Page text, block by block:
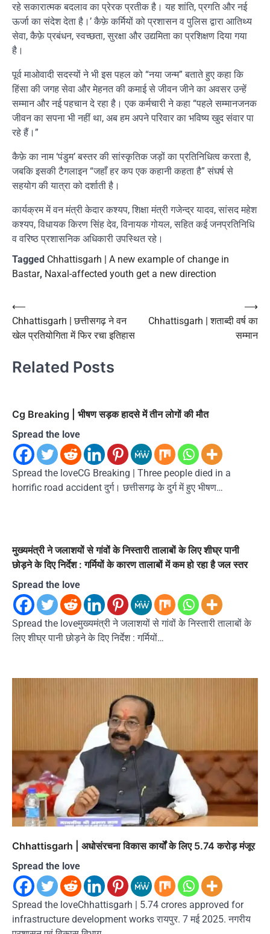
रहे सकारात्मक बदलाव का प्रेरक प्रतीक है। यह शांति, प्रगति और नई
ऊर्जा का संदेश देता है।’ कैफ़े कर्मियों को प्रशासन व पुलिस द्वारा आतिथ्य
सेवा, कैफ़े प्रबंधन, स्वच्छता, सुरक्षा और उद्यमिता का प्रशिक्षण दिया गया
है।
पूर्व माओवादी सदस्यों ने भी इस पहल को “नया जन्म” बताते हुए कहा कि
हिंसा की जगह सेवा और मेहनत की कमाई से जीवन जीने का अवसर उन्हें
सम्मान और नई पहचान दे रहा है। एक कर्मचारी ने कहा “पहले सम्मानजनक
जीवन का सपना भी नहीं था, अब हम अपने परिवार का भविष्य खुद संवार पा
रहे हैं।”
कैफ़े का नाम ‘पंडुम’ बस्तर की सांस्कृतिक जड़ों का प्रतिनिधित्व करता है,
जबकि इसकी टैगलाइन “जहाँ हर कप एक कहानी कहता है” संघर्ष से
सहयोग की यात्रा को दर्शाती है।
कार्यक्रम में वन मंत्री केदार कश्यप, शिक्षा मंत्री गजेन्द्र यादव, सांसद महेश
कश्यप, विधायक किरण सिंह देव, विनायक गोयल, सहित कई जनप्रतिनिधि
व वरिष्ठ प्रशासनिक अधिकारी उपस्थित रहे।
Tagged Chhattisgarh | A new example of change in
Bastar, Naxal-affected youth get a new direction
Post
navigation
⟵
Chhattisgarh | छत्तीसगढ़ ने वन
खेल प्रतियोगिता में फिर रचा इतिहास
Chhattisgarh | शताब्दी वर्ष का
सम्मान
⟶
Related Posts
Cg Breaking | भीषण सड़क हादसे में तीन लोगों की मौत
Spread the love
Spread the loveCG Breaking | Three people died in a
horrific road accident दुर्ग। छत्तीसगढ़ के दुर्ग में हुए भीषण…
मुख्यमंत्री ने जलाशयों से गांवों के निस्तारी तालाबों के लिए शीघ्र पानी
छोड़ने के दिए निर्देश : गर्मियों के कारण तालाबों में कम हो रहा है जल स्तर
Spread the love
Spread the loveमुख्यमंत्री ने जलाशयों से गांवों के निस्तारी तालाबों के
लिए शीघ्र पानी छोड़ने के दिए निर्देश : गर्मियों…
Chhattisgarh | अधोसंरचना विकास कार्यों के लिए 5.74 करोड़ मंजूर
Spread the love
Spread the loveChhattisgarh | 5.74 crores approved for
infrastructure development works रायपुर. 7 मई 2025. नगरीय